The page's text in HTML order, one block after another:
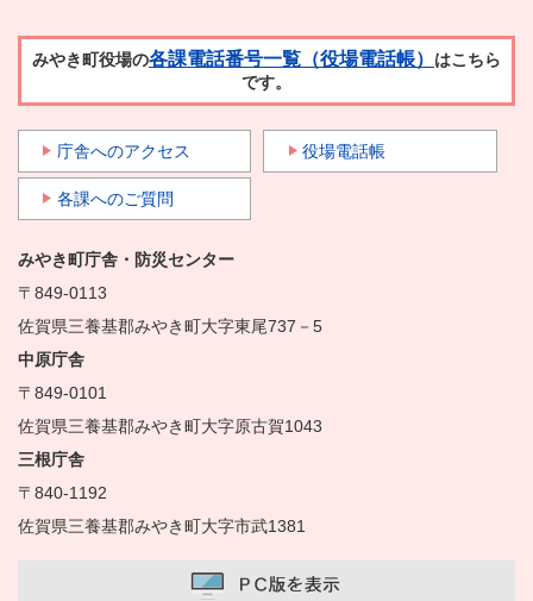
みやき町役場の各課電話番号一覧（役場電話帳） はこちら
です。
庁舎へのアクセス 役場電話帳
各課へのご質問
みやき町庁舎・防災センター
〒849-0113
佐賀県三養基郡みやき町大字東尾737－5
中原庁舎
〒849-0101
佐賀県三養基郡みやき町大字原古賀1043
三根庁舎
〒840-1192
佐賀県三養基郡みやき町大字市武1381